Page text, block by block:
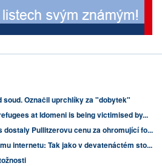
soud. Označil uprchlíky za "dobytek"
at Idomeni is being victimised by...
dostaly Pullitzerovu cenu za ohromující fo...
internetu: Tak jako v devatenáctém sto...